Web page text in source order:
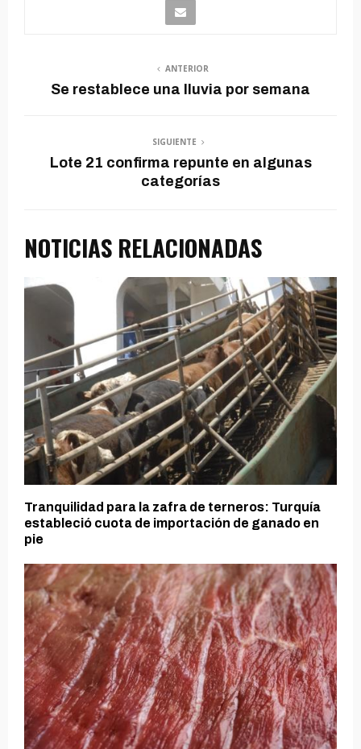
ANTERIOR
Se restablece una lluvia por semana
SIGUIENTE
Lote 21 confirma repunte en algunas
categorías
NOTICIAS RELACIONADAS
Tranquilidad para la zafra de terneros: Turquía
estableció cuota de importación de ganado en
pie